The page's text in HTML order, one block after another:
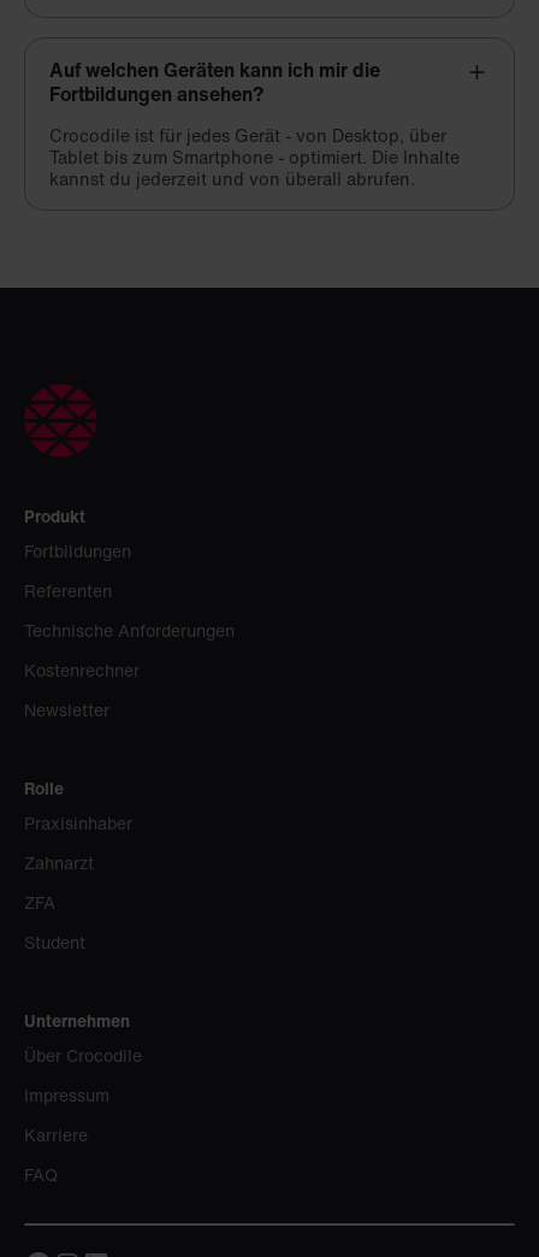
Auf welchen Geräten kann ich mir die
Fortbildungen ansehen?
Crocodile ist für jedes Gerät - von Desktop, über
Tablet bis zum Smartphone - optimiert. Die Inhalte
kannst du jederzeit und von überall abrufen.
Produkt
Fortbildungen
Referenten
Technische Anforderungen
Kostenrechner
Newsletter
Rolle
Praxisinhaber
Zahnarzt
ZFA
Student
Unternehmen
Über Crocodile
Impressum
Karriere
FAQ